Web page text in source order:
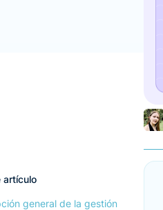
artículo
general de la gestión